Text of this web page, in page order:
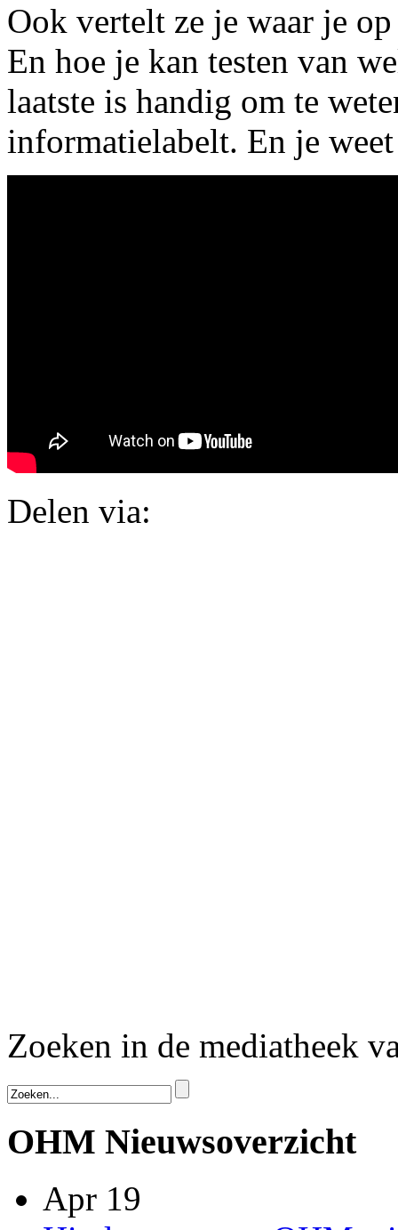
Ook vertelt ze je waar je
En hoe je kan testen van
laatste is handig om te
informatielabelt. En je
Delen via:
Zoeken in de mediatheek
OHM Nieuwsoverzicht
Apr 19